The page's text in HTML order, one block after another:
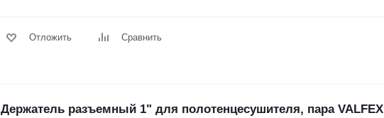
Отложить Сравнить
Держатель разъемный 1" для полотенцесушителя, пара VALFEX